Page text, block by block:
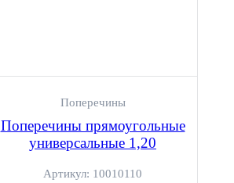
Поперечины
Поперечины прямоугольные
универсальные 1,20
Артикул: 10010110